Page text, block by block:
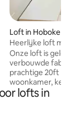
Loft in Hoboken
Heerlijke loft met
Hoboken North
Onze loft is
verbouwde
prachtige 20ft
woonkamer,
met W/D, 1
lofts in